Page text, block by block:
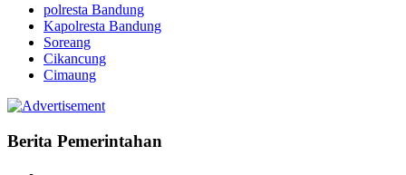
polresta Bandung
Kapolresta Bandung
Soreang
Cikancung
Cimaung
Berita Pemerintahan